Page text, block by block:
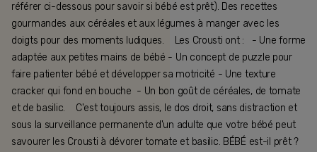
référer ci-dessous pour savoir si bébé est prêt). Des recettes
gourmandes aux céréales et aux légumes à manger avec les
doigts pour des moments ludiques. Les Crousti ont : - Une forme
adaptée aux petites mains de bébé - Un concept de puzzle pour
faire patienter bébé et développer sa motricité - Une texture
cracker qui fond en bouche - Un bon goût de céréales, de tomate
et de basilic. C'est toujours assis, le dos droit, sans distraction et
sous la surveillance permanente d'un adulte que votre bébé peut
savourer les Crousti à dévorer tomate et basilic. BÉBÉ est-il prêt ?